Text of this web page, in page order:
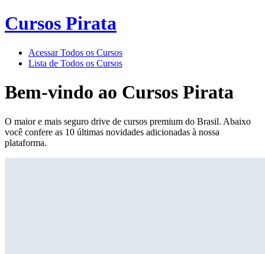
Cursos Pirata
Acessar Todos os Cursos
Lista de Todos os Cursos
Bem-vindo ao Cursos Pirata
O maior e mais seguro drive de cursos premium do Brasil. Abaixo
você confere as 10 últimas novidades adicionadas à nossa
plataforma.